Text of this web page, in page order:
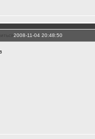
2008-11-04 20:48:50